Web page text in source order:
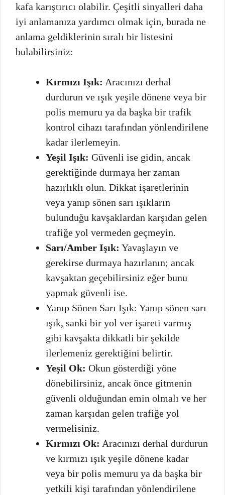
kafa karıştırıcı olabilir. Çeşitli sinyalleri daha
iyi anlamanıza yardımcı olmak için, burada ne
anlama geldiklerinin sıralı bir listesini
bulabilirsiniz:
Kırmızı Işık: Aracınızı derhal
durdurun ve ışık yeşile dönene veya bir
polis memuru ya da başka bir trafik
kontrol cihazı tarafından yönlendirilene
kadar ilerlemeyin.
Yeşil Işık: Güvenli ise gidin, ancak
gerektiğinde durmaya her zaman
hazırlıklı olun. Dikkat işaretlerinin
veya yanıp sönen sarı ışıkların
bulunduğu kavşaklardan karşıdan gelen
trafiğe yol vermeden geçmeyin.
Sarı/Amber Işık: Yavaşlayın ve
gerekirse durmaya hazırlanın; ancak
kavşaktan geçebilirsiniz eğer bunu
yapmak güvenli ise.
Yanıp Sönen Sarı Işık: Yanıp sönen sarı
ışık, sanki bir yol ver işareti varmış
gibi kavşakta dikkatli bir şekilde
ilerlemeniz gerektiğini belirtir.
Yeşil Ok: Okun gösterdiği yöne
dönebilirsiniz, ancak önce gitmenin
güvenli olduğundan emin olmalı ve her
zaman karşıdan gelen trafiğe yol
vermelisiniz.
Kırmızı Ok: Aracınızı derhal durdurun
ve kırmızı ışık yeşile dönene kadar
veya bir polis memuru ya da başka bir
yetkili kişi tarafından yönlendirilene